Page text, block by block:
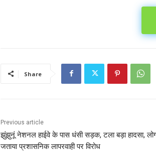
Share
Previous article
झुंझुनूं नेशनल हाईवे के पास धंसी सड़क, टला बड़ा हादसा,
जताया प्रशासनिक लापरवाही पर विरोध